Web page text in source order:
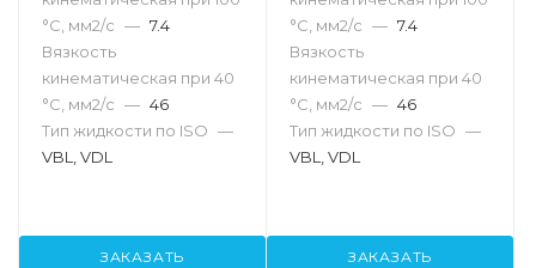
°С, мм2/с — 7.4
Вязкость
кинематическая при 40
°С, мм2/с — 46
Тип жидкости по ISO —
VBL, VDL
ЗАКАЗАТЬ
°С, мм2/с — 7.4
Вязкость
кинематическая при 40
°С, мм2/с — 46
Тип жидкости по ISO —
VBL, VDL
ЗАКАЗАТЬ